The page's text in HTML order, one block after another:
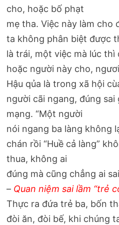
cho, hoặc bố phạt
mẹ tha. Việc này làm cho
ta không phân biệt được
là trái, một việc mà lúc
hoặc người này cho,
Hậu qủa là trong xã hội
người cãi ngang, đúng sai
mạng. “Một người
nói ngang ba làng không
chán rồi “Huề cả làng”
thua, không ai
đúng mà cũng chẳng ai
– Quan niệm sai lầm “trẻ
Thực ra đứa trẻ ba, bốn
đòi ăn, đòi bế, khi chúng